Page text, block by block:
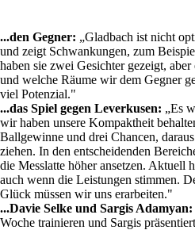
...den Gegner: „Gladbach ist nicht
und zeigt Schwankungen, zum
haben sie zwei Gesichter gezeigt,
und welche Räume wir dem Gegner
viel Potenzial."
...das Spiel gegen Leverkusen: „Es
wir haben unsere Kompaktheit
Ballgewinne und drei Chancen,
ziehen. In den entscheidenden
die Messlatte höher ansetzen. Aktuell
auch wenn die Leistungen stimmen.
Glück müssen wir uns erarbeiten."
...Davie Selke und Sargis Adamyan:
Woche trainieren und Sargis